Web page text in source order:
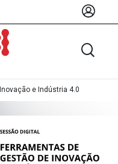
e Indústria 4.0